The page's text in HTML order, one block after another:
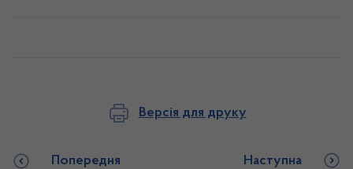
Версія для друку
Попередня Наступна